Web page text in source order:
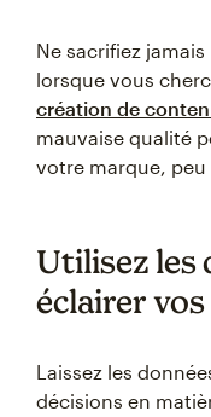
Ne sacrifiez
lorsque vous
création de
mauvaise qualité
votre marque,
Utilisez les
éclairer
Laissez les
décisions en